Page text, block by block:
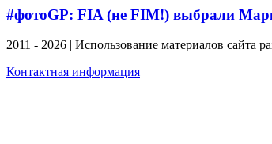
#фотоGP: FIA (не FIM!) выбрали
2011 - 2026 | Использование материалов сайта
Контактная информация